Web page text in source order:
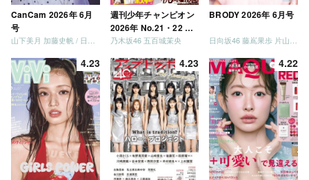
CanCam 2026年 6月
号
週刊少年チャンピオン
2026年 No.21・22 合
併号
乃木坂46 五百城茉央
BRODY 2026年 6月号
4.23 4.23 4.22